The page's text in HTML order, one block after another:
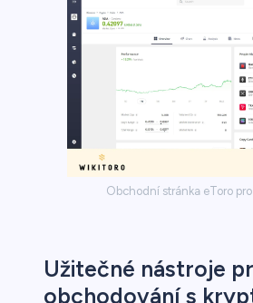
Obchodní stránka eToro
Užitečné nástroje
obchodování s